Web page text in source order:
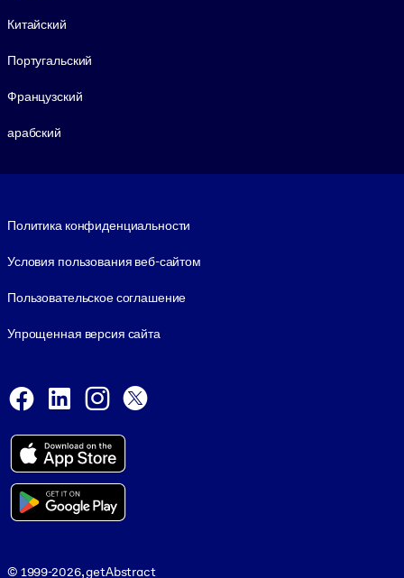
Китайский
Португальский
Французский
арабский
Политика конфиденциальности
Условия пользования веб-сайтом
Пользовательское соглашение
Упрощенная версия сайта
Facebook
LinkedInInstagram
© 1999-2026, getAbstract